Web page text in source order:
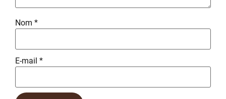
Nom *
E-mail *